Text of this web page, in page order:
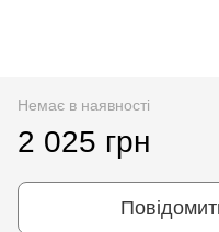
Немає в наявності
2 025 грн